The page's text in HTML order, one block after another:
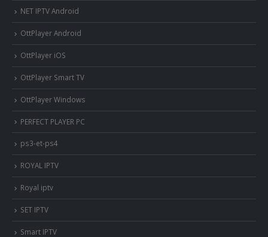
NET IPTV Android
OttPlayer Android
OttPlayer iOS
OttPlayer Smart TV
OttPlayer Windows
PERFECT PLAYER PC
ps3-et-ps4
ROYAL IPTV
Royal iptv
SET IPTV
Smart IPTV